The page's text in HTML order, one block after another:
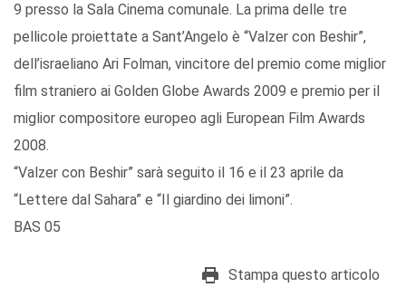
9 presso la Sala Cinema comunale. La prima delle tre
pellicole proiettate a Sant’Angelo è “Valzer con Beshir”,
dell’israeliano Ari Folman, vincitore del premio come miglior
film straniero ai Golden Globe Awards 2009 e premio per il
miglior compositore europeo agli European Film Awards
2008.
“Valzer con Beshir” sarà seguito il 16 e il 23 aprile da
“Lettere dal Sahara” e “Il giardino dei limoni”.
BAS 05
Stampa questo articolo